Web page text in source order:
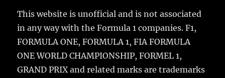
This website is unofficial and is not associated
in any way with the Formula 1 companies. F1,
FORMULA ONE, FORMULA 1, FIA FORMULA
ONE WORLD CHAMPIONSHIP, FORMEL 1,
GRAND PRIX and related marks are trademarks